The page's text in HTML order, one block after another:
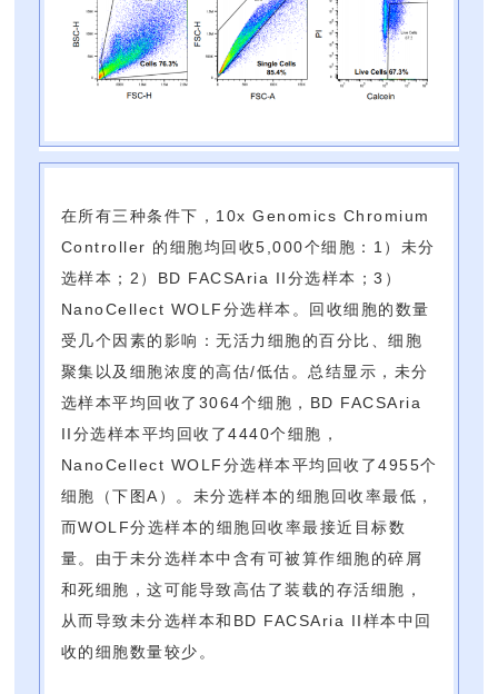
在所有三种条件下，10x Genomics Chromium
Controller 的细胞均回收5,000个细胞：1）未分
选样本；2）BD FACSAria II分选样本；3）
NanoCellect WOLF分选样本。回收细胞的数量
受几个因素的影响：无活力细胞的百分比、细胞
聚集以及细胞浓度的高估/低估。总结显示，未分
选样本平均回收了3064个细胞，BD FACSAria
II分选样本平均回收了4440个细胞，
NanoCellect WOLF分选样本平均回收了4955个
细胞（下图A）。未分选样本的细胞回收率最低，
而WOLF分选样本的细胞回收率最接近目标数
量。由于未分选样本中含有可被算作细胞的碎屑
和死细胞，这可能导致高估了装载的存活细胞，
从而导致未分选样本和BD FACSAria II样本中回
收的细胞数量较少。